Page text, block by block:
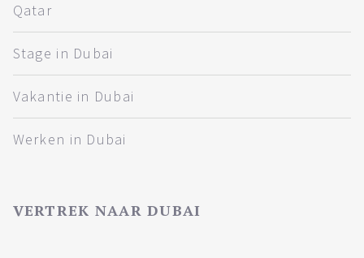
Qatar
Stage in Dubai
Vakantie in Dubai
Werken in Dubai
VERTREK NAAR DUBAI